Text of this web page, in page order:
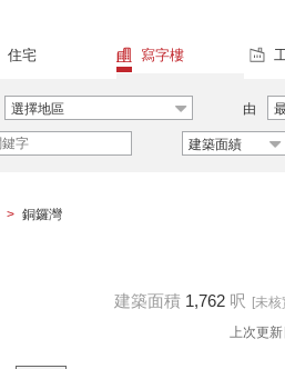
住宅 寫字樓
選擇地區 由
建築面績
> 銅鑼灣
建築面積 1,762 呎 [未核
上次更新